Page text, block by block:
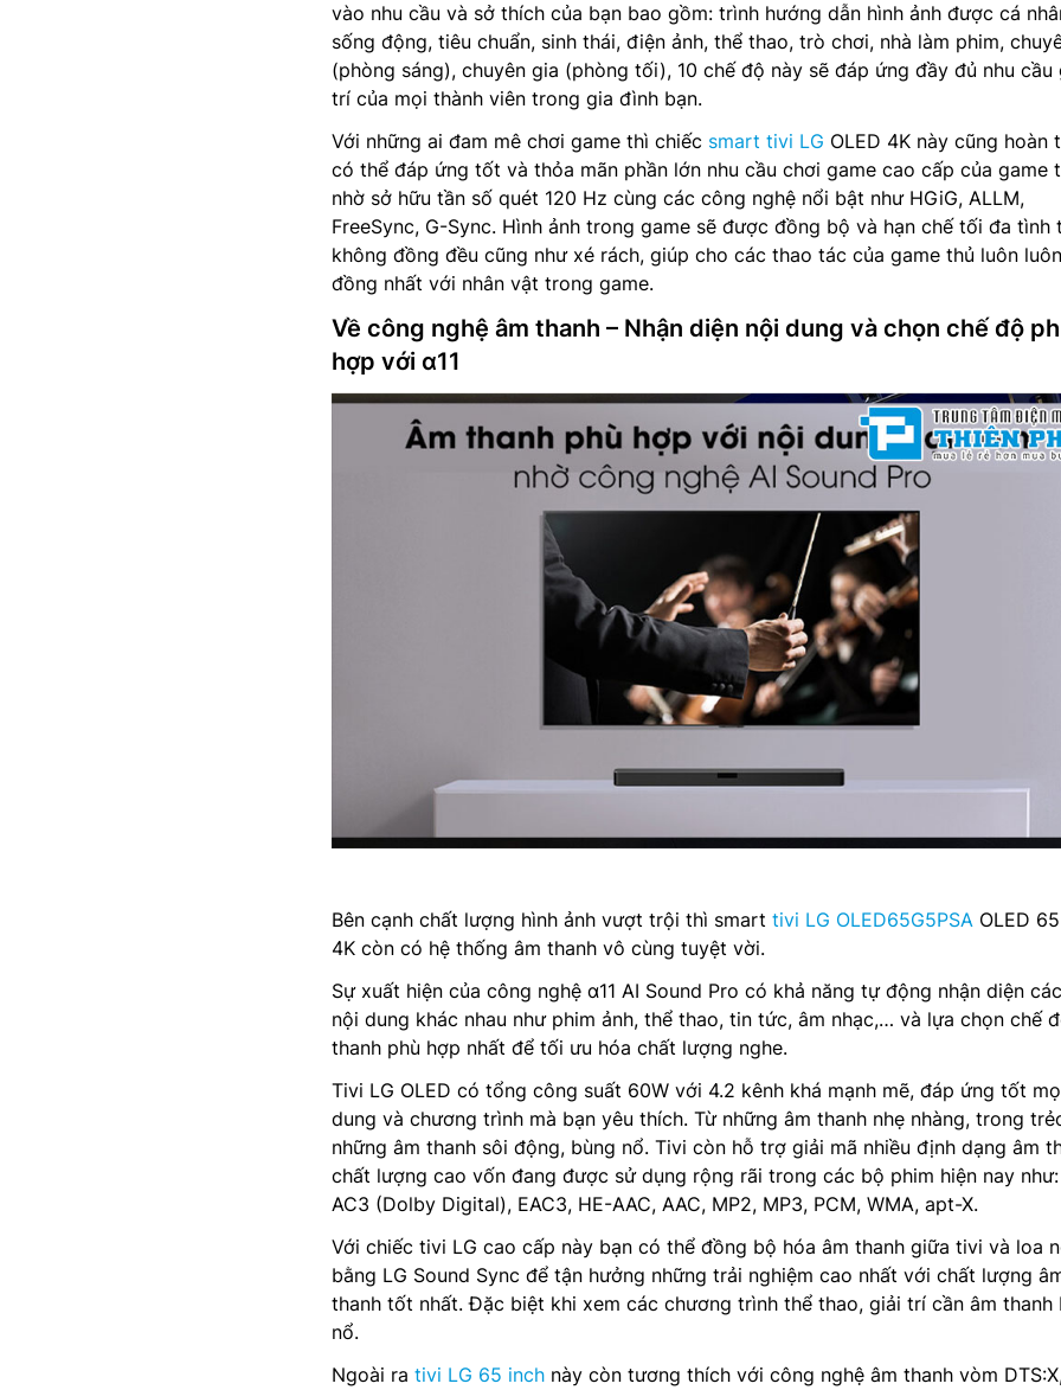
vào nhu cầu và sở thích của bạn bao gồm: trình hướng dẫn hình ảnh được cá
sống động, tiêu chuẩn, sinh thái, điện ảnh, thể thao, trò chơi, nhà làm phim,
(phòng sáng), chuyên gia (phòng tối), 10 chế độ này sẽ đáp ứng đầy đủ nhu cầu
trí của mọi thành viên trong gia đình bạn.
Với những ai đam mê chơi game thì chiếc smart tivi LG OLED 4K này cũng hoàn
có thể đáp ứng tốt và thỏa mãn phần lớn nhu cầu chơi game cao cấp của game
nhờ sở hữu tần số quét 120 Hz cùng các công nghệ nổi bật như HGiG, ALLM,
FreeSync, G-Sync. Hình ảnh trong game sẽ được đồng bộ và hạn chế tối đa tình
không đồng đều cũng như xé rách, giúp cho các thao tác của game thủ luôn luôn
đồng nhất với nhân vật trong game.
Về công nghệ âm thanh – Nhận diện nội dung và chọn chế độ
hợp với α11
Bên cạnh chất lượng hình ảnh vượt trội thì smart tivi LG OLED65G5PSA OLED
4K còn có hệ thống âm thanh vô cùng tuyệt vời.
Sự xuất hiện của công nghệ α11 AI Sound Pro có khả năng tự động nhận diện
nội dung khác nhau như phim ảnh, thể thao, tin tức, âm nhạc,… và lựa chọn chế
thanh phù hợp nhất để tối ưu hóa chất lượng nghe.
Tivi LG OLED có tổng công suất 60W với 4.2 kênh khá mạnh mẽ, đáp ứng tốt
dung và chương trình mà bạn yêu thích. Từ những âm thanh nhẹ nhàng, trong
những âm thanh sôi động, bùng nổ. Tivi còn hỗ trợ giải mã nhiều định dạng âm
chất lượng cao vốn đang được sử dụng rộng rãi trong các bộ phim hiện nay như:
AC3 (Dolby Digital), EAC3, HE-AAC, AAC, MP2, MP3, PCM, WMA, apt-X.
Với chiếc tivi LG cao cấp này bạn có thể đồng bộ hóa âm thanh giữa tivi và loa
bằng LG Sound Sync để tận hưởng những trải nghiệm cao nhất với chất lượng
thanh tốt nhất. Đặc biệt khi xem các chương trình thể thao, giải trí cần âm thanh
nổ.
Ngoài ra tivi LG 65 inch này còn tương thích với công nghệ âm thanh vòm